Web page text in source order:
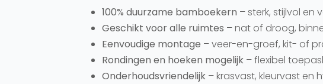
100% duurzame bamboekern – sterk, stijlvol en
Geschikt voor alle ruimtes – nat of droog,
Eenvoudige montage – veer-en-groef, kit- of
Rondingen en hoeken mogelijk – flexibel
Onderhoudsvriendelijk – krasvast, kleurvast en